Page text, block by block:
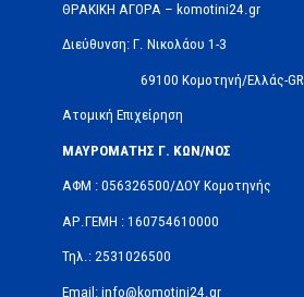
ΘΡΑΚΙΚΗ ΑΓΟΡΑ – komotini24.gr
Διεύθυνση: Γ. Νικολάου 1-3
69100 Κομοτηνή/Ελλάς-GR
Ατομική Επιχείρηση
ΜΑΥΡΟΜΑΤΗΣ Γ. ΚΩΝ/ΝΟΣ
ΑΦΜ : 056326500/ΔOΥ Κομοτηνής
ΑΡ.ΓΕΜΗ : 160754610000
Τηλ.: 2531026500
Email: info@komotini24.gr